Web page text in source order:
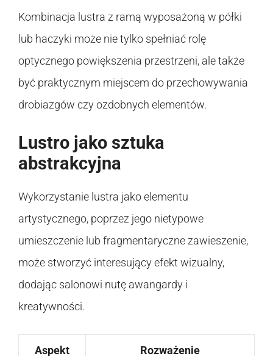
Kombinacja lustra z ramą wyposażoną w półki
lub haczyki może nie tylko spełniać rolę
optycznego powiększenia przestrzeni, ale także
być praktycznym miejscem do przechowywania
drobiazgów czy ozdobnych elementów.
Lustro jako sztuka
abstrakcyjna
Wykorzystanie lustra jako elementu
artystycznego, poprzez jego nietypowe
umieszczenie lub fragmentaryczne zawieszenie,
może stworzyć interesujący efekt wizualny,
dodając salonowi nutę awangardy i
kreatywności.
Aspekt Rozważenie